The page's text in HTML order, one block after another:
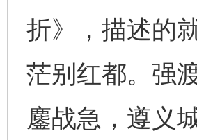
折》，描述的
茫别红都。强
鏖战急，遵义